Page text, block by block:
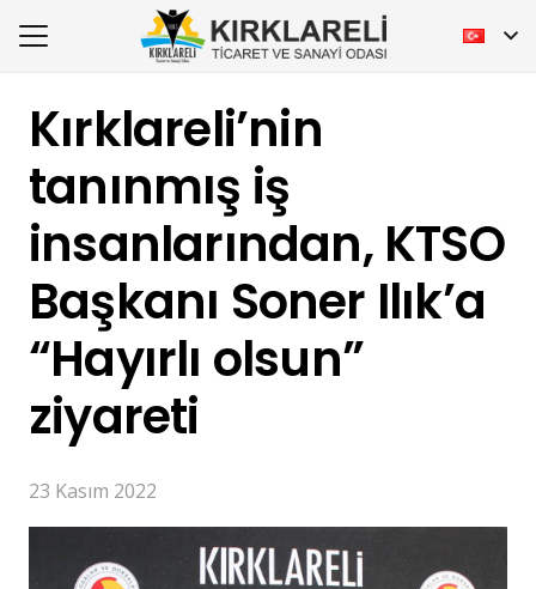
Kırklareli’nin
tanınmış iş
insanlarından, KTSO
Başkanı Soner Ilık’a
“Hayırlı olsun”
ziyareti
23 Kasım 2022